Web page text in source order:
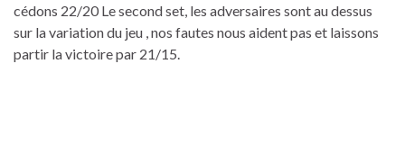
cédons 22/20 Le second set, les adversaires sont au dessus
sur la variation du jeu , nos fautes nous aident pas et laissons
partir la victoire par 21/15.